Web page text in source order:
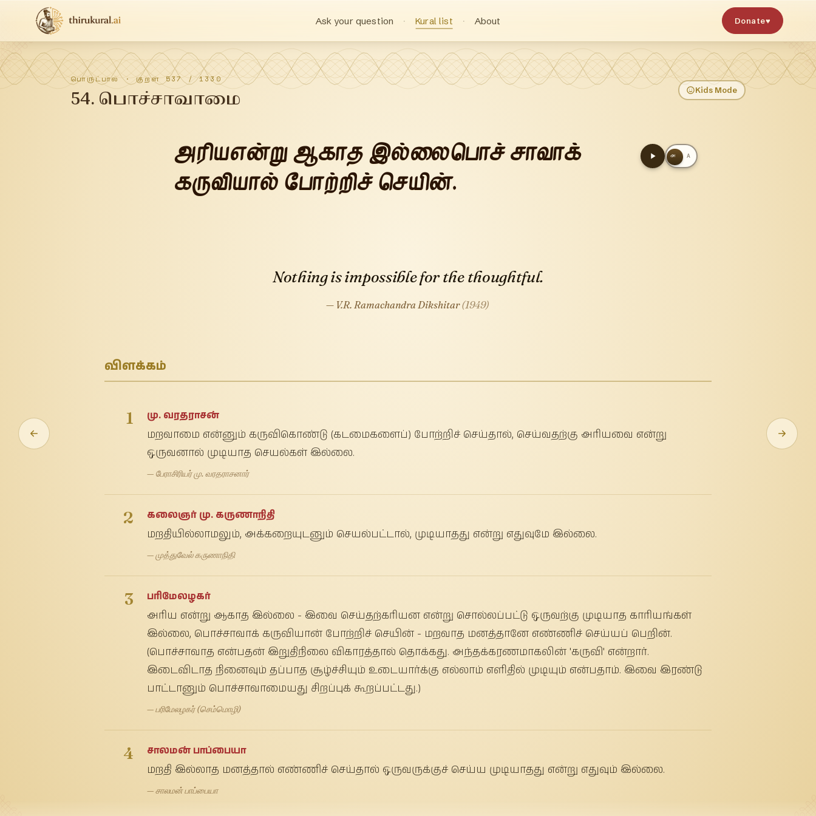
Ask your question Kural list About Donate♥
பொருட்பால் · குறள் 537/1330
54.பொச்சாவாமை Kids Mode
அ A
அரியஎன்று ஆகாத இல்லைபொச் சாவாக்
கருவியால் போற்றிச் செயின்.
Nothing is impossible for the thoughtful.
— V.R. Ramachandra Dikshitar(1949)
விளக்கம்
1 மு. வரதராசன்
மறவாமை என்னும் கருவிகொண்டு (கடமைகளைப்) போற்றிச் செய்தால், செய்வதற்கு அரியவை என்று
ஒருவனால் முடியாத செயல்கள் இல்லை.
— பேராசிரியர் மு. வரதராசனார்
2 கலைஞர் மு. கருணாநிதி
மறதியில்லாமலும், அக்கறையுடனும் செயல்பட்டால், முடியாதது என்று எதுவுமே இல்லை.
— முத்துவேல் கருணாநிதி
3 பரிமேலழகர்
அரிய என்று ஆகாத இல்லை - இவை செய்தற்கரியன என்று சொல்லப்பட்டு ஒருவற்கு முடியாத காரியங்கள்
இல்லை, பொச்சாவாக் கருவியான் போற்றிச் செயின் - மறவாத மனத்தானே எண்ணிச் செய்யப் பெறின்.
(பொச்சாவாத என்பதன் இறுதிநிலை விகாரத்தால் தொக்கது. அந்தக்கரணமாகலின் 'கருவி' என்றார்.
இடைவிடாத நினைவும் தப்பாத சூழ்ச்சியும் உடையார்க்கு எல்லாம் எளிதில் முடியும் என்பதாம். இவை இரண்டு
பாட்டானும் பொச்சாவாமையது சிறப்புக் கூறப்பட்டது.)
— பரிமேலழகர் (செம்மொழி)
4 சாலமன் பாப்பையா
மறதி இல்லாத மனத்தால் எண்ணிச் செய்தால் ஒருவருக்குச் செய்ய முடியாதது என்று எதுவும் இல்லை.
— சாலமன் பாப்பையா